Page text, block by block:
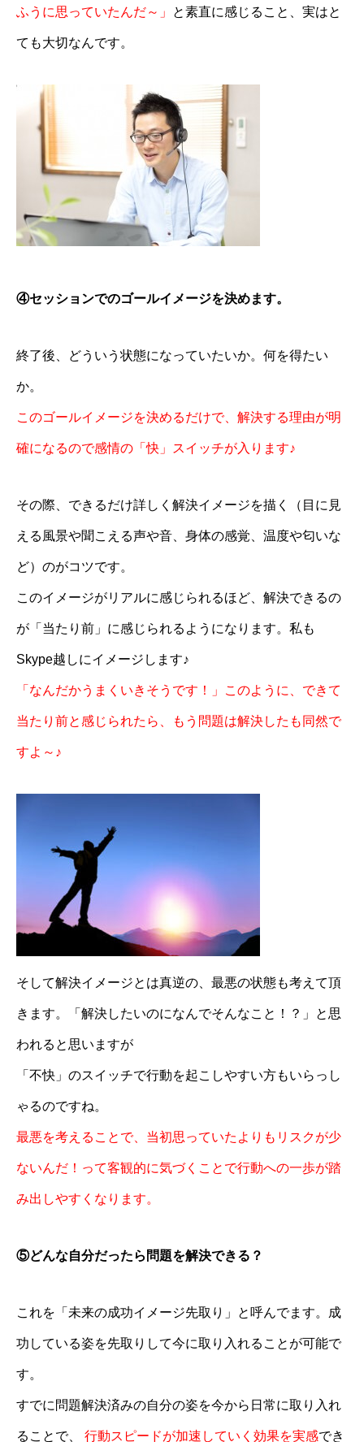
ふうに思っていたんだ～」 と素直に感じること、実はと
ても大切なんです。
④セッションでのゴールイメージを決めます。
終了後、どういう状態になっていたいか。何を得たい
か。
このゴールイメージを決めるだけで、解決する理由が明
確になるので感情の「快」スイッチが入ります♪
その際、できるだけ詳しく解決イメージを描く（目に見
える風景や聞こえる声や音、身体の感覚、温度や匂いな
ど）のがコツです。
このイメージがリアルに感じられるほど、解決できるの
が「当たり前」に感じられるようになります。私も
Skype越しにイメージします♪
「なんだかうまくいきそうです！」このように、できて
当たり前と感じられたら、もう問題は解決したも同然で
すよ～♪
そして解決イメージとは真逆の、最悪の状態も考えて頂
きます。「解決したいのになんでそんなこと！？」と思
われると思いますが
「不快」のスイッチで行動を起こしやすい方もいらっし
ゃるのですね。
最悪を考えることで、当初思っていたよりもリスクが少
ないんだ！って客観的に気づくことで行動への一歩が踏
み出しやすくなります。
⑤どんな自分だったら問題を解決できる？
これを「未来の成功イメージ先取り」と呼んでます。成
功している姿を先取りして今に取り入れることが可能で
す。
すでに問題解決済みの自分の姿を今から日常に取り入れ
ることで、 行動スピードが加速していく効果を実感でき